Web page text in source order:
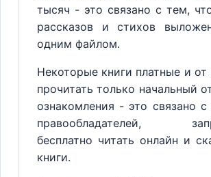
тысяч - это связано с тем,
рассказов и стихов
одним файлом.
Некоторые книги платные и
прочитать только начальный
ознакомления - это связано с
правообладателей,
бесплатно читать онлайн и
книги.